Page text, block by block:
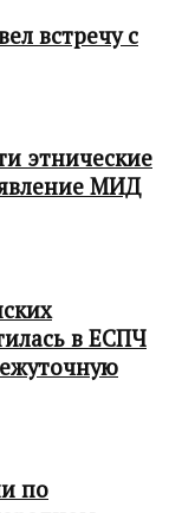
встречу с
этнические
МИД
в ЕСПЧ
по